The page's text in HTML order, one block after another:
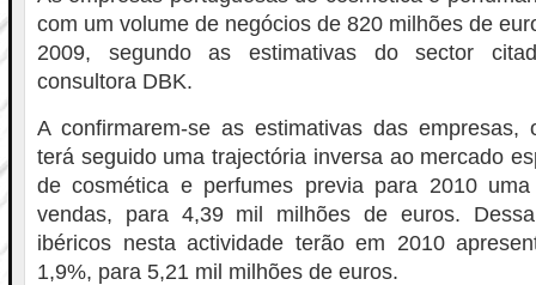
com um volume de negócios de 820 milhões de
2009, segundo as estimativas do sector
consultora DBK.
A confirmarem-se as estimativas das empresas,
terá seguido uma trajectória inversa ao mercado
de cosmética e perfumes previa para 2010
vendas, para 4,39 mil milhões de euros.
ibéricos nesta actividade terão em 2010
1,9%, para 5,21 mil milhões de euros.